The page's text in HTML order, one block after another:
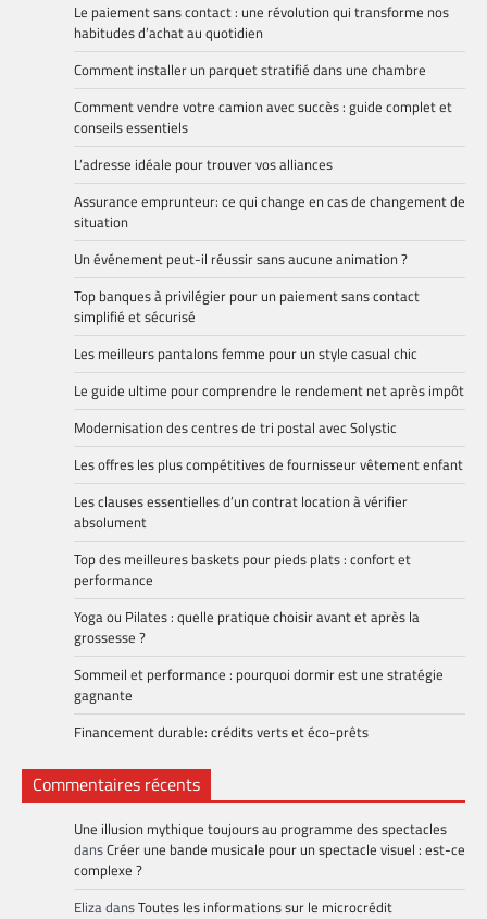
Le paiement sans contact : une révolution qui transforme nos
habitudes d’achat au quotidien
Comment installer un parquet stratifié dans une chambre
Comment vendre votre camion avec succès : guide complet et
conseils essentiels
L’adresse idéale pour trouver vos alliances
Assurance emprunteur: ce qui change en cas de changement de
situation
Un événement peut-il réussir sans aucune animation ?
Top banques à privilégier pour un paiement sans contact
simplifié et sécurisé
Les meilleurs pantalons femme pour un style casual chic
Le guide ultime pour comprendre le rendement net après impôt
Modernisation des centres de tri postal avec Solystic
Les offres les plus compétitives de fournisseur vêtement enfant
Les clauses essentielles d’un contrat location à vérifier
absolument
Top des meilleures baskets pour pieds plats : confort et
performance
Yoga ou Pilates : quelle pratique choisir avant et après la
grossesse ?
Sommeil et performance : pourquoi dormir est une stratégie
gagnante
Financement durable: crédits verts et éco-prêts
Commentaires récents
Une illusion mythique toujours au programme des spectacles
dansCréer une bande musicale pour un spectacle visuel : est-ce
complexe ?
ElizadansToutes les informations sur le microcrédit